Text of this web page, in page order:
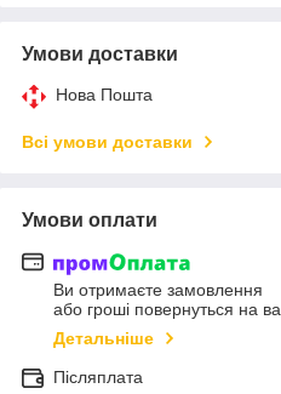
Умови доставки
Нова Пошта
Всі умови доставки
Умови оплати
Ви отримаєте замовлення
або гроші повернуться на
Детальніше
Післяплата